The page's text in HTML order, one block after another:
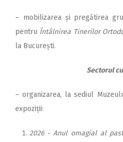
– mobilizarea și pregătirea
pentru Întâlnirea Tinerilor
la București.
Sectorul
– organizarea, la sediul
expo­ziții:
2026 ‑ Anul omagial al